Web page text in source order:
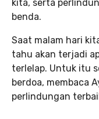
kita, serta
benda.
Saat malam hari
tahu akan terjadi
terlelap. Untuk itu
berdoa, membaca
perlindungan